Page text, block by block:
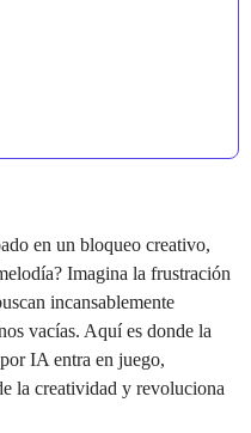
en un bloqueo creativo,
Imagina la frustración
incansablemente
vacías. Aquí es donde la
IA entra en juego,
la creatividad y revoluciona